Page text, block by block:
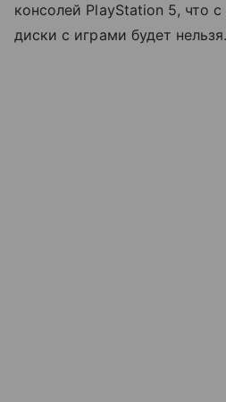
консолей PlayStation 5, что
диски с играми будет нельзя.